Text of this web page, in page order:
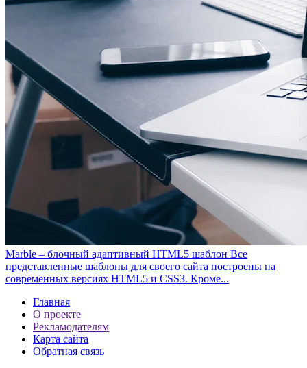
Marble – блочный адаптивный HTML5 шаблон Все
представленные шаблоны для своего сайта построены на
современных версиях HTML5 и CSS3. Кроме...
Главная
О проекте
Рекламодателям
Карта сайта
Обратная связь